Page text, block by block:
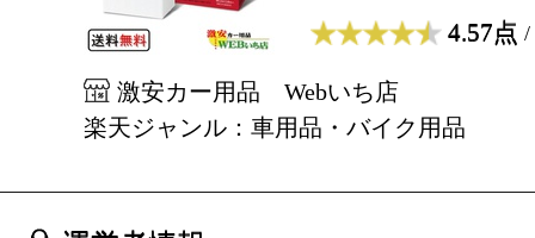
4.57点 /
激安カー用品 Webいち店
楽天ジャンル：車用品・バイク用品